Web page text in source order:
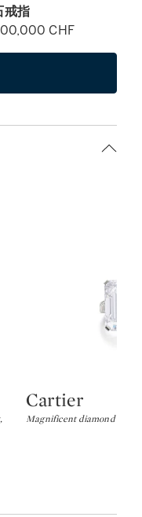
戒指
CHF
Type: lot
Cartier
Magnificent diamond ring